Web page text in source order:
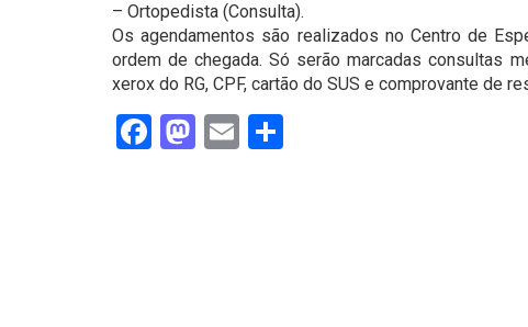
– Ortopedista (Consulta).
Os agendamentos são realizados no Centro de
ordem de chegada. Só serão marcadas consultas
xerox do RG, CPF, cartão do SUS e comprovante de
Facebook
Mastodon
Email